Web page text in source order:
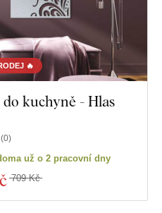
🔥
do kuchyně - Hlas
(0)
už o 2 pracovní dny
709 Kč